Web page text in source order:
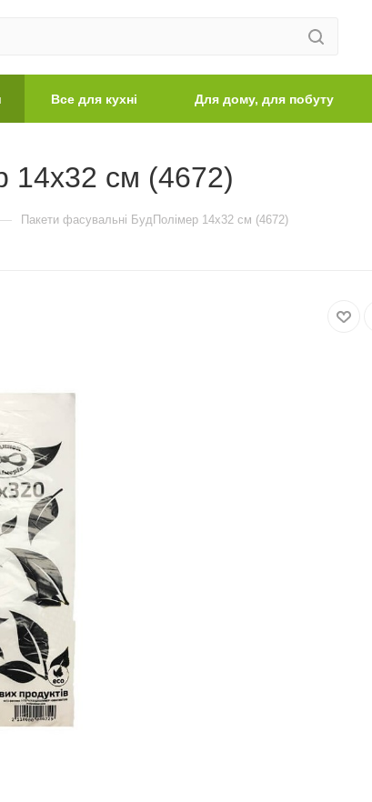
Все для кухні Для дому, для побуту
14х32 см (4672)
Пакети фасувальні БудПолімер 14х32 см (4672)